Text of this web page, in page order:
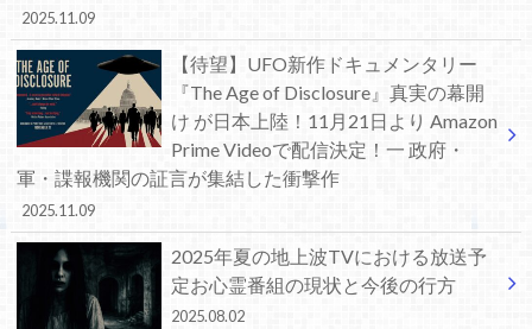
2025.11.09
【待望】UFO新作ドキュメンタリー
『The Age of Disclosure』真実の幕開
け が日本上陸！11月21日より Amazon
Prime Videoで配信決定！一 政府・
軍・諜報機関の証言が集結した衝撃作
2025.11.09
2025年夏の地上波TVにおける放送予
定お心霊番組の現状と今後の行方
2025.08.02